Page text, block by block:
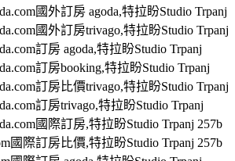
國外訂房 agoda,特拉盼Studio Trpanj
國外訂房trivago,特拉盼Studio Trpanj
訂房 agoda,特拉盼Studio Trpanj
訂房booking,特拉盼Studio Trpanj
訂房比價trivago,特拉盼Studio Trpanj
訂房trivago,特拉盼Studio Trpanj
國際訂房,特拉盼Studio Trpanj 257b
國際訂房比價,特拉盼Studio Trpanj 257b